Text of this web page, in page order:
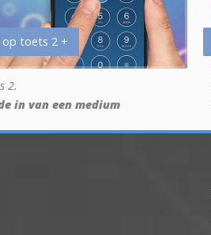
op toets 2 +
2.
in van een medium